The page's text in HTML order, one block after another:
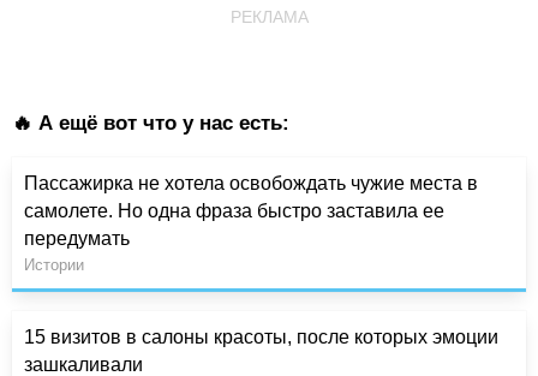
РЕКЛАМА
🔥 А ещё вот что у нас есть:
Пассажирка не хотела освобождать чужие места в
самолете. Но одна фраза быстро заставила ее
передумать
Истории
15 визитов в салоны красоты, после которых эмоции
зашкаливали